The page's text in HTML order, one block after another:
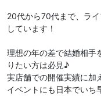
20代から70代まで、ラ
しています！
理想の年の差で結婚相手
りたい方は必見♪
実店舗での開催実績に加
イベントにも日本でいち